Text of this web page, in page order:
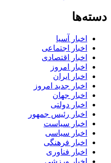
دسته‌ها
اخبار آسیا
اخبار اجتماعی
اخبار اقتصادی
اخبار امروز
اخبار ایران
اخبار جدید امروز
اخبار جهان
اخبار دولتی
اخبار رئیس جمهور
اخبار سیاست
اخبار سیاسی
اخبار فرهنگی
اخبار فناوری
اخبار ورزشی